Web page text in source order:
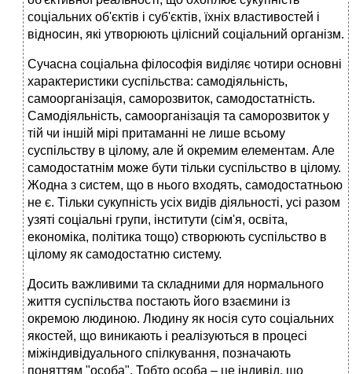
соціальних об'єктів і суб'єктів, їхніх властивостей і
відносин, які утворюють цілісний соціальний організм.
Сучасна соціальна філософія виділяє чотири основні
характеристики суспільства: самодіяльність,
самоорганізація, саморозвиток, самодостатність.
Самодіяльність, самоорганізація та саморозвиток у
тій чи іншій мірі притаманні не лише всьому
суспільству в цілому, але й окремим елементам. Але
самодостатнім може бути тільки суспільство в цілому.
Жодна з систем, що в нього входять, самодостатньою
не є. Тільки сукупність усіх видів діяльності, усі разом
узяті соціальні групи, інститути (сім'я, освіта,
економіка, політика тощо) створюють суспільство в
цілому як самодостатню систему.
Досить важливими та складними для нормального
життя суспільства постають його взаємини із
окремою людиною. Людину як носія суто соціальних
якостей, що виникають і реалізуються в процесі
міжіндивідуального спілкування, позначають
поняттям "особа". Тобто особа – це індивід, що